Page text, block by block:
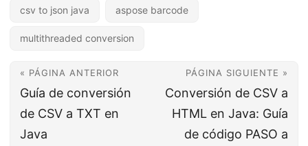
csv to json java aspose barcode
multithreaded conversion
« PÁGINA ANTERIOR
Guía de conversión
de CSV a TXT en
Java
PÁGINA SIGUIENTE »
Conversión de CSV a
HTML en Java: Guía
de código PASO a